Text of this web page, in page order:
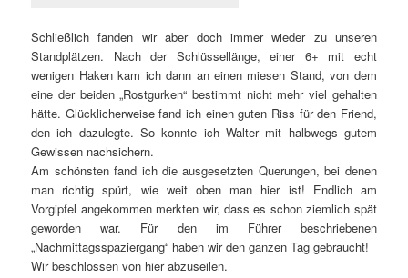
Schließlich fanden wir aber doch immer wieder zu unseren
Standplätzen. Nach der Schlüssellänge, einer 6+ mit echt
wenigen Haken kam ich dann an einen miesen Stand, von dem
eine der beiden „Rostgurken“ bestimmt nicht mehr viel gehalten
hätte. Glücklicherweise fand ich einen guten Riss für den Friend,
den ich dazulegte. So konnte ich Walter mit halbwegs gutem
Gewissen nachsichern.
Am schönsten fand ich die ausgesetzten Querungen, bei denen
man richtig spürt, wie weit oben man hier ist! Endlich am
Vorgipfel angekommen merkten wir, dass es schon ziemlich spät
geworden war. Für den im Führer beschriebenen
„Nachmittagsspaziergang“ haben wir den ganzen Tag gebraucht!
Wir beschlossen von hier abzuseilen.